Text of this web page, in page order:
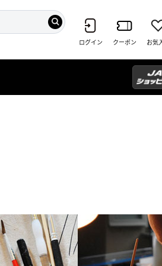
ログイン クーポン お気